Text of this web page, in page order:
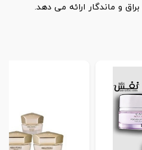
و ماندگار ارائه می دهد.